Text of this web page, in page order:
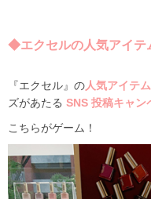
◆エクセルの人気アイ
『エクセル』の人気アイテ
ズがあたる SNS 投稿キャン
こちらがゲーム！